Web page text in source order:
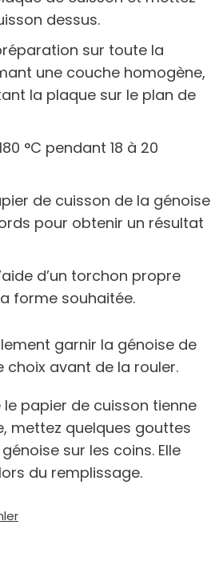
dessus.
sur toute la
une couche homogène,
la plaque sur le plan de
°C pendant 18 à 20
de cuisson de la génoise
pour obtenir un résultat
d’un torchon propre
forme souhaitée.
garnir la génoise de
choix avant de la rouler.
le papier de cuisson tienne
mettez quelques gouttes
sur les coins. Elle
du remplissage.